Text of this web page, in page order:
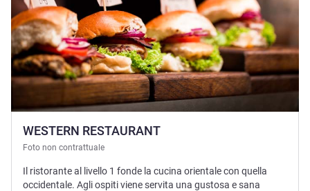
WESTERN RESTAURANT
Foto non contrattuale
Il ristorante al livello 1 fonde la cucina orientale con quella
occidentale. Agli ospiti viene servita una gustosa e sana